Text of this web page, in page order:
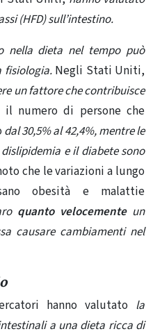
(HFD) sull’intestino.
nella dieta nel tempo può
fisiologia. Negli Stati Uniti,
un fattore che contribuisce
il numero di persone che
dal 30,5% al ​​42,4%, mentre le
e il diabete sono
che le variazioni a lungo
obesità e malattie
quanto velocementeun
causare cambiamenti nel
hanno valutato la
a una dieta ricca di